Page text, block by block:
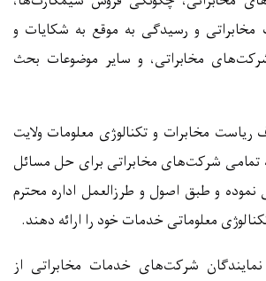
و رسیدگی به موقع به شکایات و
مخابراتی، و سایر موضوعات بحث
مخابرات و تکنالوژی معلومات ولایت
شرکت‌های مخابراتی برای حل مسائل
نموده و طبق اصول و طرزالعمل اداره محترم
معلوماتی خدمات خود را ارائه دهند.
شرکت‌های خدمات مخابراتی از